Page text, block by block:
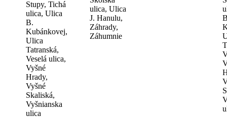
Stupy, Tichá
ulica, Ulica
B.
Kubánkovej,
Ulica
Tatranská,
Veselá ulica,
Vyšné
Hrady,
Vyšné
Skaliská,
Vyšnianska
ulica
ulica, Ulica
J. Hanulu,
Záhrady,
Záhumnie